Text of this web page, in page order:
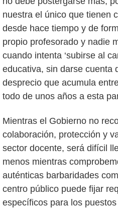
nuestra el único que tienen
desde hace tiempo y de
propio profesorado y nadie
cuando intenta ‘subirse al
educativa, sin darse cuenta
desprecio que acumula
todo de unos años a esta
Mientras el Gobierno no
colaboración, protección y
sector docente, será difícil
menos mientras
auténticas barbaridades
centro público puede fijar
específicos para los